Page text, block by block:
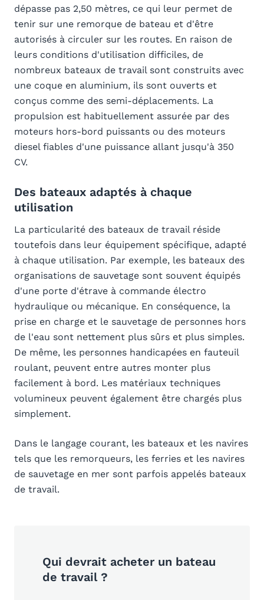
dépasse pas 2,50 mètres, ce qui leur permet de
tenir sur une remorque de bateau et d'être
autorisés à circuler sur les routes. En raison de
leurs conditions d'utilisation difficiles, de
nombreux bateaux de travail sont construits avec
une coque en aluminium, ils sont ouverts et
conçus comme des semi-déplacements. La
propulsion est habituellement assurée par des
moteurs hors-bord puissants ou des moteurs
diesel fiables d'une puissance allant jusqu'à 350
CV.
Des bateaux adaptés à chaque
utilisation
La particularité des bateaux de travail réside
toutefois dans leur équipement spécifique, adapté
à chaque utilisation. Par exemple, les bateaux des
organisations de sauvetage sont souvent équipés
d'une porte d'étrave à commande électro
hydraulique ou mécanique. En conséquence, la
prise en charge et le sauvetage de personnes hors
de l'eau sont nettement plus sûrs et plus simples.
De même, les personnes handicapées en fauteuil
roulant, peuvent entre autres monter plus
facilement à bord. Les matériaux techniques
volumineux peuvent également être chargés plus
simplement.
Dans le langage courant, les bateaux et les navires
tels que les remorqueurs, les ferries et les navires
de sauvetage en mer sont parfois appelés bateaux
de travail.
Qui devrait acheter un bateau
de travail ?